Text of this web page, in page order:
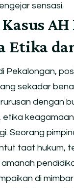
sensasi.
Etika
Pekalongan,
sekadar
dengan
etika
Seorang
taat hukum,
di